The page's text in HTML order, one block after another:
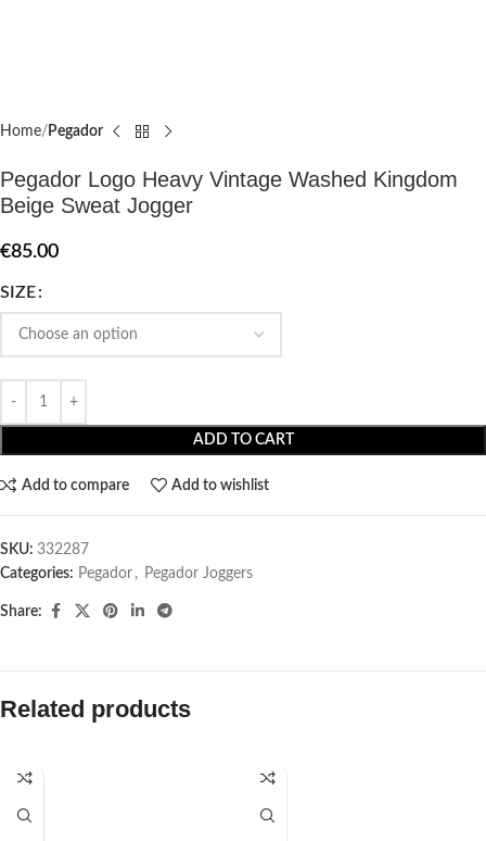
Home Pegador​
Pegador Logo Heavy Vintage Washed Kingdom
Beige Sweat Jogger
€85.00
SIZE
ADD TO CART
Add to compare Add to wishlist
SKU: 332287
Categories: Pegador​ , Pegador Joggers
Share:
Related products